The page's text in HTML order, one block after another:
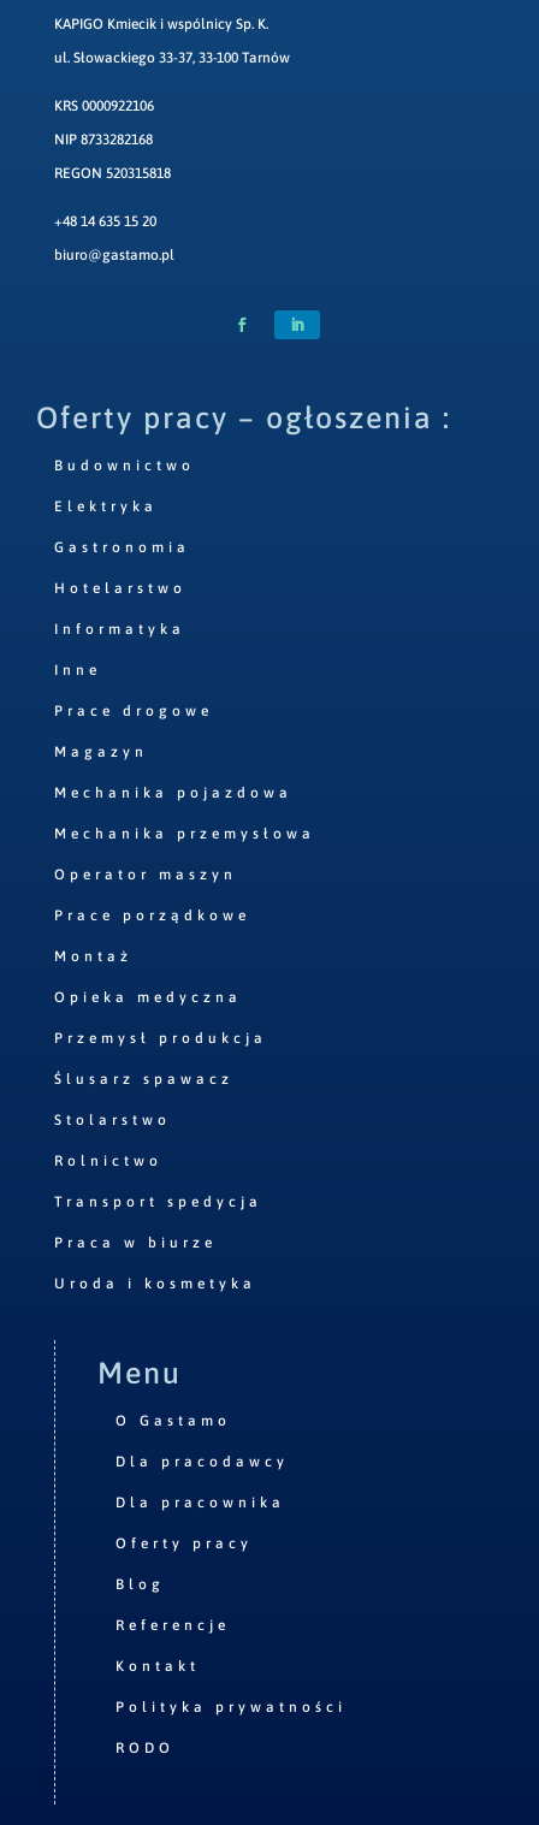
KAPIGO Kmiecik i wspólnicy Sp. K.
ul. Słowackiego 33-37, 33-100 Tarnów
KRS 0000922106
NIP 8733282168
REGON 520315818
+48 14 635 15 20
biuro@gastamo.pl
Oferty pracy – ogłoszenia :
Budownictwo
Elektryka
Gastronomia
Hotelarstwo
Informatyka
Inne
Prace drogowe
Magazyn
Mechanika pojazdowa
Mechanika przemysłowa
Operator maszyn
Prace porządkowe
Montaż
Opieka medyczna
Przemysł produkcja
Ślusarz spawacz
Stolarstwo
Rolnictwo
Transport spedycja
Praca w biurze
Uroda i kosmetyka
Menu
O Gastamo
Dla pracodawcy
Dla pracownika
Oferty pracy
Blog
Referencje
Kontakt
Polityka prywatności
RODO